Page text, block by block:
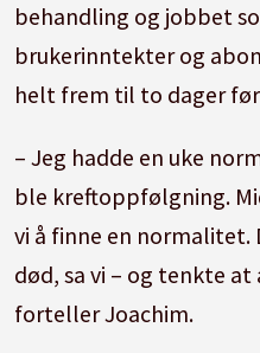
behandling og jobbet
brukerinntekter og
helt frem til to dager
– Jeg hadde en uke
ble kreftoppfølgning.
vi å finne en normalitet.
død, sa vi – og tenkte
forteller Joachim.